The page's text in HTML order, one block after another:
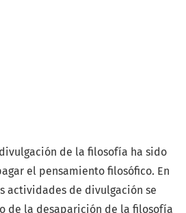
de la filosofía ha sido
el pensamiento filosófico. En
actividades de divulgación se
de la desaparición de la filosofía